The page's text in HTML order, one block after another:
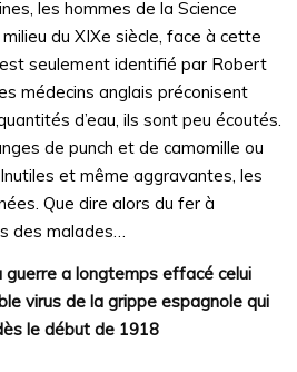
les hommes de la Science
du XIXe siècle, face à cette
seulement identifié par Robert
médecins anglais préconisent
d’eau, ils sont peu écoutés.
de punch et de camomille ou
et même aggravantes, les
Que dire alors du fer à
des malades…
guerre a longtemps effacé celui
virus de la grippe espagnole qui
le début de 1918